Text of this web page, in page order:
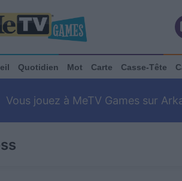
Quotidien Mot Carte Casse-Tête
Vous jouez à MeTV Games sur